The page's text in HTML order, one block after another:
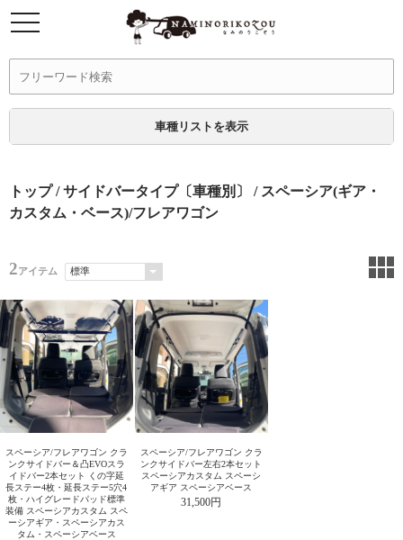
車種リストを表示
トップ/サイドバータイプ〔車種別〕
/ スペーシア(ギア・
カスタム・ベース)/フレアワゴン
2アイテム
スペーシア/フレアワゴン クラ
ンクサイドバー＆凸EVOスラ
イドバー2本セット くの字延
長ステー4枚・延長ステー5穴4
枚・ハイグレードパッド標準
装備 スペーシアカスタム スペ
ーシアギア・スペーシアカス
タム・スペーシアベース
スペーシア/フレアワゴン クラ
ンクサイドバー左右2本セット
スペーシアカスタム スペーシ
アギア スペーシアベース
31,500円